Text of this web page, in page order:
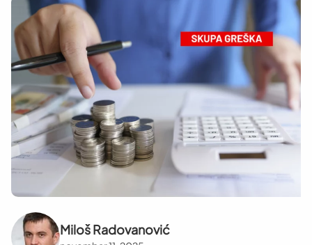
Miloš Radovanović